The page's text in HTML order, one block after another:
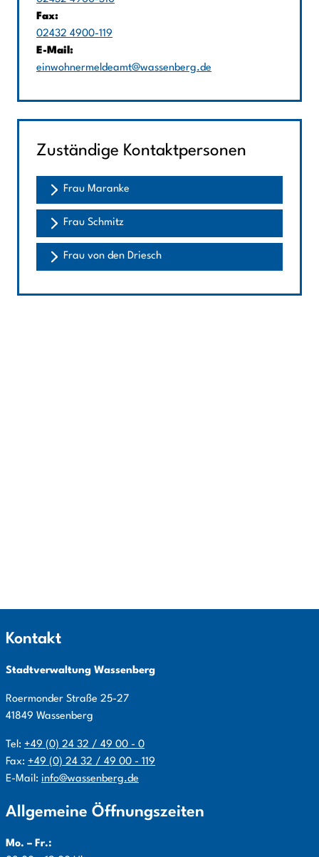
Fax:
02432 4900-119
E-Mail:
einwohnermeldeamt@wassenberg.de
Zuständige Kontaktpersonen
Frau Maranke
Frau Schmitz
Frau von den Driesch
Kontakt
Stadtverwaltung Wassenberg
Roermonder Straße 25-27
41849 Wassenberg
Tel: +49 (0) 24 32 / 49 00 - 0
Fax: +49 (0) 24 32 / 49 00 - 119
E-Mail: info@wassenberg.de
Allgemeine Öffnungszeiten
Mo. – Fr.: